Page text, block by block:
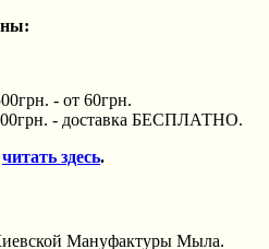
- от 60грн.
- доставка БЕСПЛАТНО.
читать здесь.
Мануфактуры Мыла.